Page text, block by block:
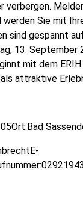
verbergen.
Sie mit
sind gespannt
13. September
mit dem
attraktive